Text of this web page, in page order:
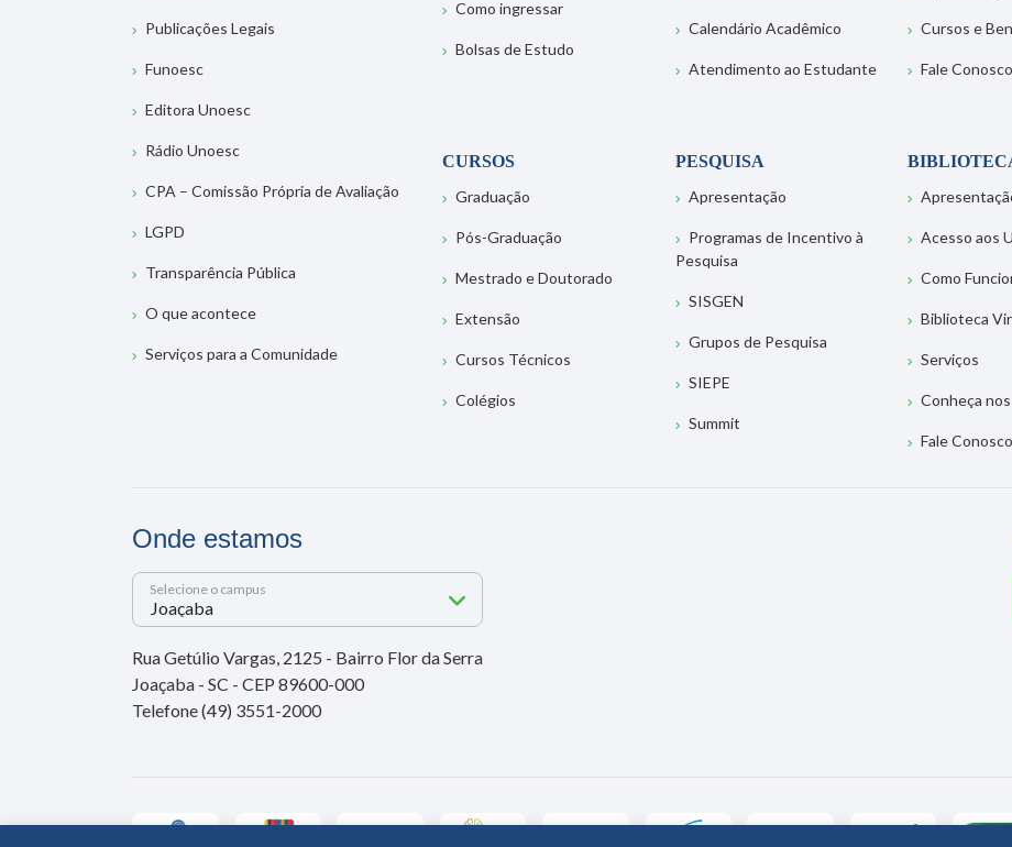
Publicações Legais
Funoesc
Editora Unoesc
Rádio Unoesc
CPA – Comissão Própria de Avaliação
LGPD
Transparência Pública
O que acontece
Serviços para a Comunidade
Como ingressar
Bolsas de Estudo
Calendário Acadêmico
Atendimento ao Estudante
Cursos e
Fale Conosco
CURSOS
Graduação
Pós-Graduação
Mestrado e Doutorado
Extensão
Cursos Técnicos
Colégios
PESQUISA
Apresentação
Programas de Incentivo à
Pesquisa
SISGEN
Grupos de Pesquisa
SIEPE
Summit
Acesso aos
Como
Biblioteca
Serviços
Conheça
Fale Conosco
Onde estamos
Selecione o campus
Rua Getúlio Vargas, 2125 - Bairro Flor da Serra
Joaçaba - SC - CEP 89600-000
Telefone (49) 3551-2000